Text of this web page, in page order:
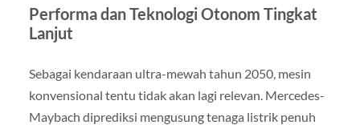
Performa dan Teknologi Otonom Tingkat
Lanjut
Sebagai kendaraan ultra-mewah tahun 2050, mesin
konvensional tentu tidak akan lagi relevan. Mercedes-
Maybach diprediksi mengusung tenaga listrik penuh